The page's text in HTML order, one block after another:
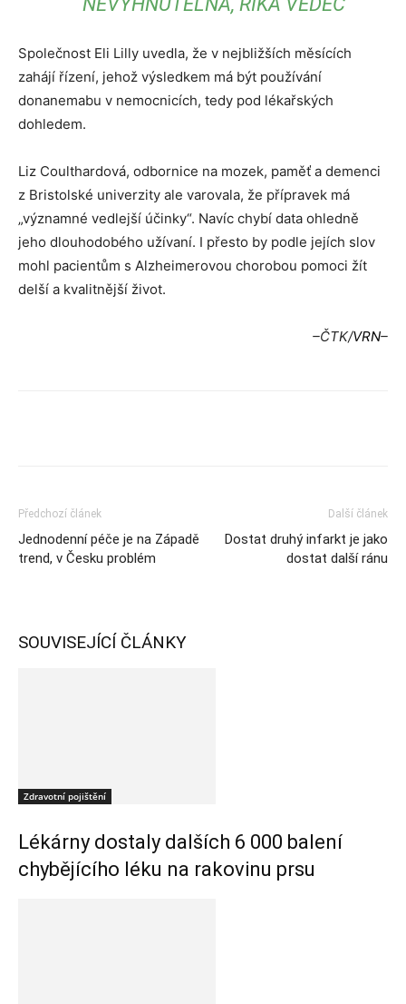
Společnost Eli Lilly uvedla, že v nejbližších měsících
zahájí řízení, jehož výsledkem má být používání
donanemabu v nemocnicích, tedy pod lékařských
dohledem.
Liz Coulthardová, odbornice na mozek, paměť a demenci
z Bristolské univerzity ale varovala, že přípravek má
„významné vedlejší účinky“. Navíc chybí data ohledně
jeho dlouhodobého užívaní. I přesto by podle jejích slov
mohl pacientům s Alzheimerovou chorobou pomoci žít
delší a kvalitnější život.
–ČTK/VRN–
Předchozí článek
Jednodenní péče je na Západě
trend, v Česku problém
Další článek
Dostat druhý infarkt je jako
dostat další ránu
SOUVISEJÍCÍ ČLÁNKY
Zdravotní pojištění
Lékárny dostaly dalších 6 000 balení
chybějícího léku na rakovinu prsu